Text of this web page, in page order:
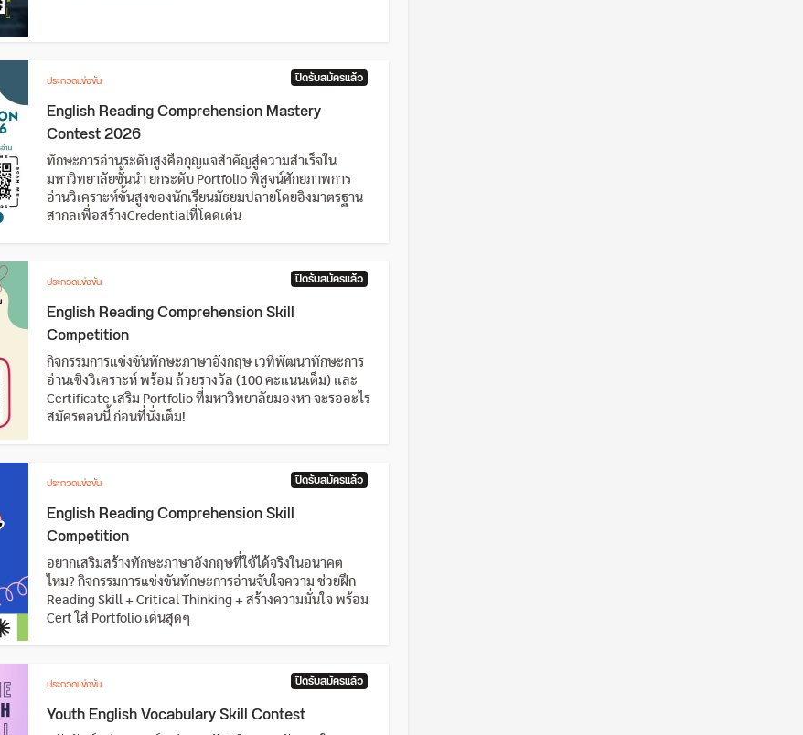
ประกวดแข่งขัน ปิดรับสมัครแล้ว
English Reading Comprehension Mastery
Contest 2026
ทักษะการอ่านระดับสูงคือกุญแจสำคัญสู่ความสำเร็จใน
มหาวิทยาลัยชั้นนำ ยกระดับ Portfolio พิสูจน์ศักยภาพการ
อ่านวิเคราะห์ขั้นสูงของนักเรียนมัธยมปลายโดยอิงมาตรฐาน
สากลเพื่อสร้างCredentialที่โดดเด่น
ประกวดแข่งขัน ปิดรับสมัครแล้ว
English Reading Comprehension Skill
Competition
กิจกรรมการแข่งขันทักษะภาษาอังกฤษ เวทีพัฒนาทักษะการ
อ่านเชิงวิเคราะห์ พร้อม ถ้วยรางวัล (100 คะแนนเต็ม) และ
Certificate เสริม Portfolio ที่มหาวิทยาลัยมองหา จะรออะไร
สมัครตอนนี้ ก่อนที่นั่งเต็ม!
ประกวดแข่งขัน ปิดรับสมัครแล้ว
English Reading Comprehension Skill
Competition
อยากเสริมสร้างทักษะภาษาอังกฤษที่ใช้ได้จริงในอนาคต
ไหม? กิจกรรมการแข่งขันทักษะการอ่านจับใจความ ช่วยฝึก
Reading Skill + Critical Thinking + สร้างความมั่นใจ พร้อม
Cert ใส่ Portfolio เด่นสุดๆ
ประกวดแข่งขัน ปิดรับสมัครแล้ว
Youth English Vocabulary Skill Contest